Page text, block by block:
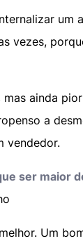
um
vezes,
ainda
a
vendedor.
ser maior
Um